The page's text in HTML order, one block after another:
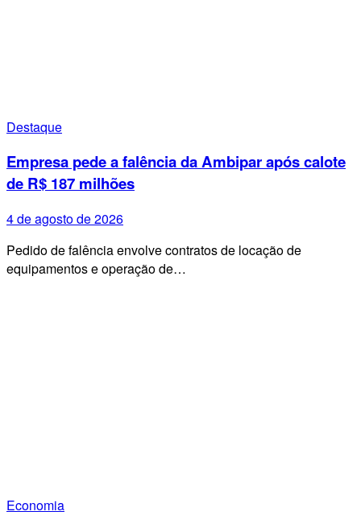
Destaque
Empresa pede a falência da Ambipar após calote
de R$ 187 milhões
4 de agosto de 2026
Pedido de falência envolve contratos de locação de
equipamentos e operação de…
Economia